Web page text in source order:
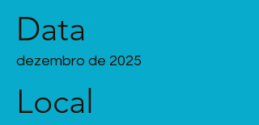
Data
dezembro de 2025
Local